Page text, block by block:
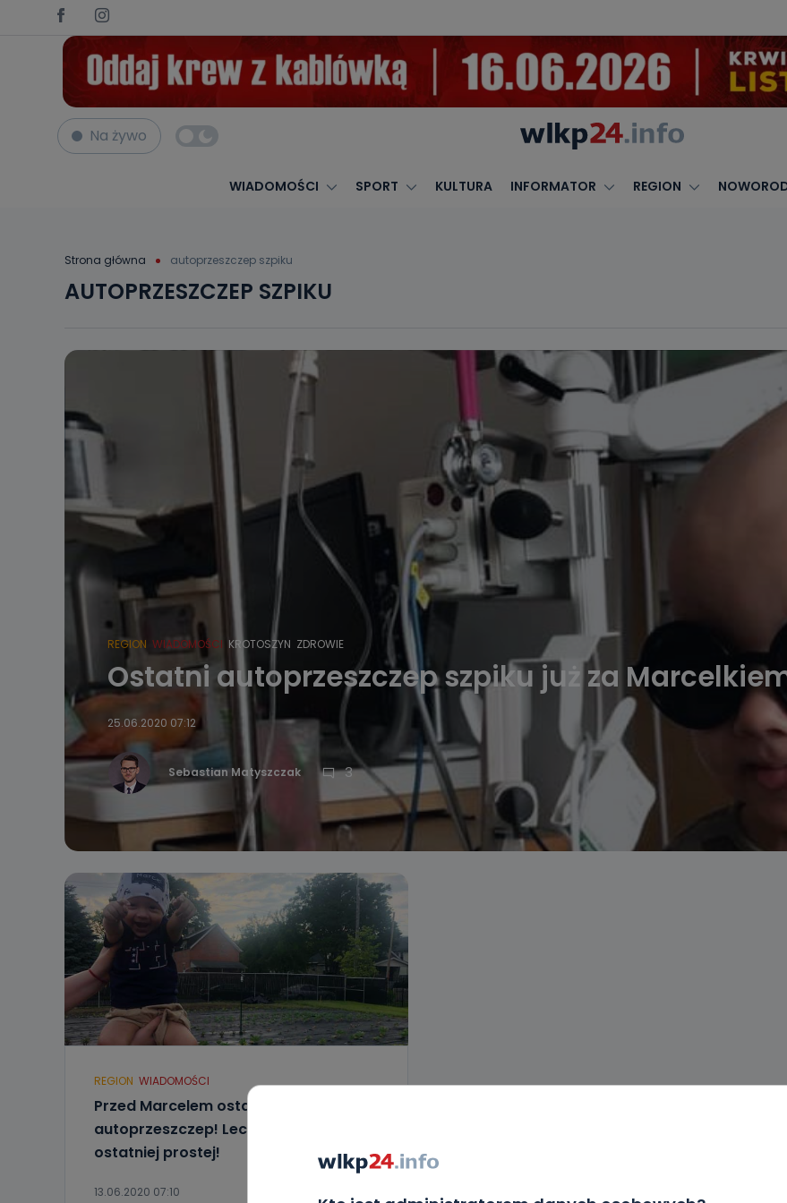
Na żywo
WIADOMOŚCI SPORT KULTURA INFORMATOR REGION
Strona główna autoprzeszczep szpiku
AUTOPRZESZCZEP SZPIKU
REGION WIADOMOŚCI KROTOSZYN ZDROWIE
Ostatni autoprzeszczep szpiku już za
25.06.2020 07:12
Sebastian Matyszczak 3
REGION WIADOMOŚCI
Przed Marcelem ostatni
autoprzeszczep! Leczenie chłopca na
ostatniej prostej!
13.06.2020 07:10